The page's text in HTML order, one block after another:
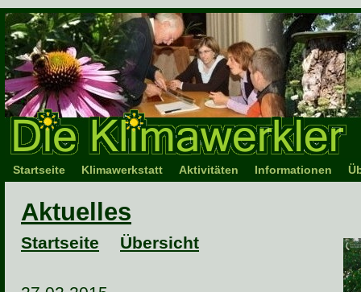
Startseite Klimawerkstatt Aktivitäten Informationen
Aktuelles
Startseite Übersicht